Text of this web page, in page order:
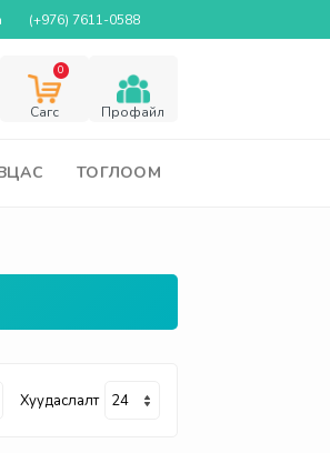
(+976) 7611-0588
0
Cагс Профайл
ТОГЛООМ
Хуудаслалт